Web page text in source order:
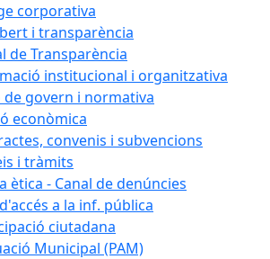
corporativa
i transparència
de Transparència
institucional i organitzativa
de govern i normativa
econòmica
convenis i subvencions
i tràmits
ètica - Canal de denúncies
a la inf. pública
ciutadana
Municipal (PAM)